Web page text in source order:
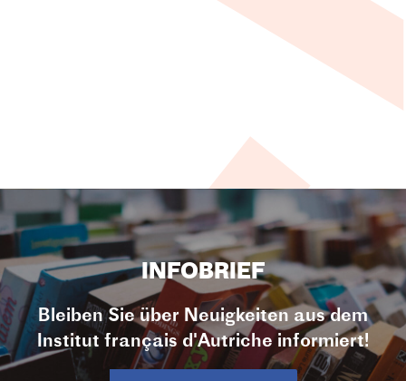
INFOBRIEF
Bleiben Sie über Neuigkeiten aus dem
Institut français d'Autriche informiert!